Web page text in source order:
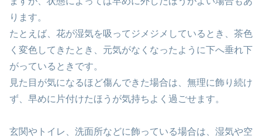
ります。
たとえば、花が湿気を吸ってジメジメしているとき、茶色
く変色してきたとき、元気がなくなったように下へ垂れ下
がっているときです。
見た目が気になるほど傷んできた場合は、無理に飾り続け
ず、早めに片付けたほうが気持ちよく過ごせます。
玄関やトイレ、洗面所などに飾っている場合は、湿気や空